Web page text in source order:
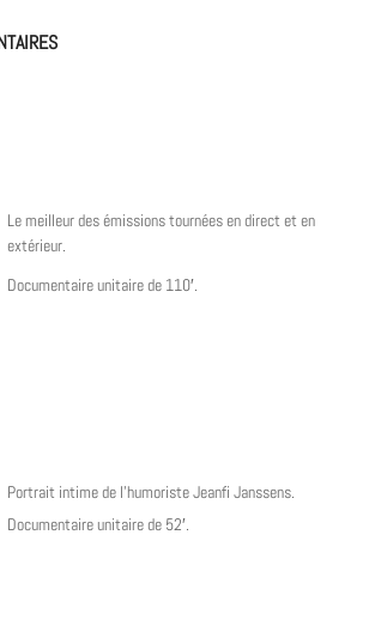
Le meilleur des émissions tournées en direct et en
extérieur.
Documentaire unitaire de 110′.
Portrait intime de l’humoriste Jeanfi Janssens.
Documentaire unitaire de 52′.